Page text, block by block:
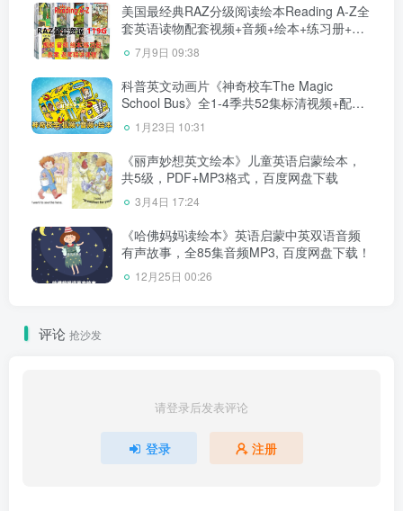
美国最经典RAZ分级阅读绘本Reading A-Z全
套英语读物配套视频+音频+绘本+练习册+教
案+老师中文RAZ课程全套共119GB，百度网
盘下载！
7月9日 09:38
科普英文动画片《神奇校车The Magic
School Bus》全1-4季共52集标清视频+配套
音频+PDF绘本，百度网盘下载！
1月23日 10:31
《丽声妙想英文绘本》儿童英语启蒙绘本，
共5级，PDF+MP3格式，百度网盘下载
3月4日 17:24
《哈佛妈妈读绘本》英语启蒙中英双语音频
有声故事，全85集音频MP3, 百度网盘下载！
12月25日 00:26
评论 抢沙发
请登录后发表评论
登录 注册